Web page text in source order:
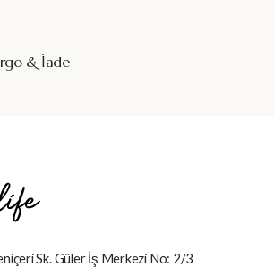
& İade
Sk. Güler İş Merkezi No: 2/3